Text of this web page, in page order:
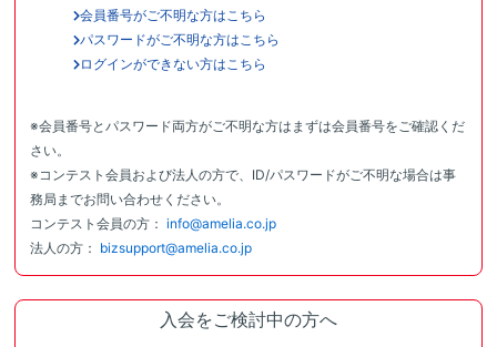
会員番号がご不明な方はこちら
パスワードがご不明な方はこちら
ログインができない方はこちら
※会員番号とパスワード両方がご不明な方はまずは会員番号をご確認くだ
さい。
※コンテスト会員および法人の方で、ID/パスワードがご不明な場合は事
務局までお問い合わせください。
コンテスト会員の方： info@amelia.co.jp
法人の方： bizsupport@amelia.co.jp
入会をご検討中の方へ